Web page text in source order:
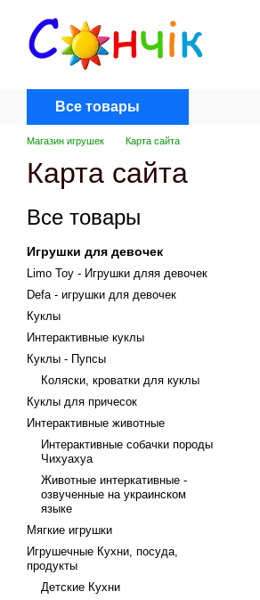
Все товары
Магазин игрушек Карта сайта
Карта сайта
Все товары
Игрушки для девочек
Limo Toy - Игрушки дляя девочек
Defa - игрушки для девочек
Куклы
Интерактивные куклы
Куклы - Пупсы
Коляски, кроватки для куклы
Куклы для причесок
Интерактивные животные
Интерактивные собачки породы
Чихуахуа
Животные интеркативные -
озвученные на украинском
языке
Мягкие игрушки
Игрушечные Кухни, посуда,
продукты
Детские Кухни